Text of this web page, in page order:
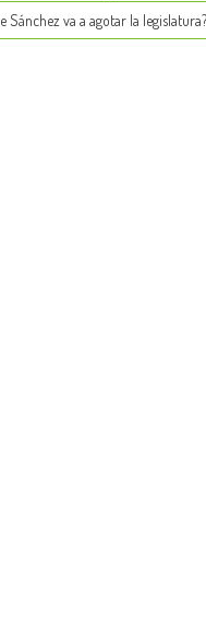
Sánchez va a agotar la legislatura?